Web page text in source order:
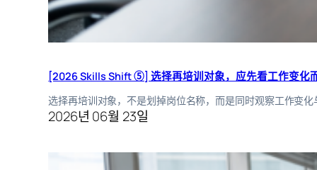
[2026 Skills Shift ⑤] 选择再培训对象，应先看工作变化
选择再培训对象，不是划掉岗位名称，而是同时观察工作变
2026년 06월 23일